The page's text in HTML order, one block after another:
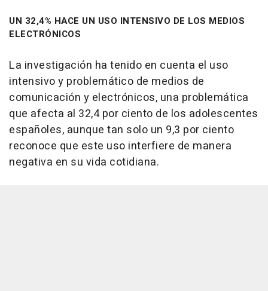
UN 32,4% HACE UN USO INTENSIVO DE LOS MEDIOS
ELECTRÓNICOS
La investigación ha tenido en cuenta el uso
intensivo y problemático de medios de
comunicación y electrónicos, una problemática
que afecta al 32,4 por ciento de los adolescentes
españoles, aunque tan solo un 9,3 por ciento
reconoce que este uso interfiere de manera
negativa en su vida cotidiana.